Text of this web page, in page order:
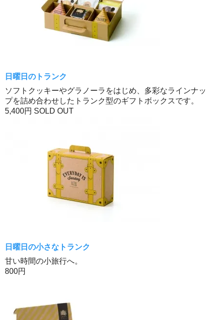
日曜日のトランク
ソフトクッキーやグラノーラをはじめ、多彩なラインナッ
プを詰め合わせしたトランク型のギフトボックスです。
5,400円 SOLD OUT
日曜日の小さなトランク
甘い時間の小旅行へ。
800円